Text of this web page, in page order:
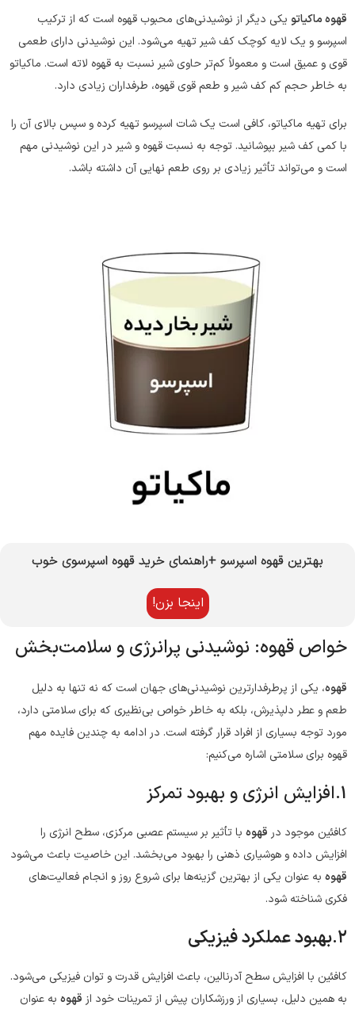
قهوه ماکیاتو یکی دیگر از نوشیدنی‌های محبوب قهوه است که از ترکیب
اسپرسو و یک لایه کوچک کف شیر تهیه می‌شود. این نوشیدنی دارای طعمی
قوی و عمیق است و معمولاً کم‌تر حاوی شیر نسبت به قهوه لاته است. ماکیاتو
به خاطر حجم کم کف شیر و طعم قوی قهوه، طرفداران زیادی دارد.
برای تهیه ماکیاتو، کافی است یک شات اسپرسو تهیه کرده و سپس بالای آن را
با کمی کف شیر بپوشانید. توجه به نسبت قهوه و شیر در این نوشیدنی مهم
است و می‌تواند تأثیر زیادی بر روی طعم نهایی آن داشته باشد.
بهترین قهوه اسپرسو +راهنمای خرید قهوه اسپرسوی خوب
اینجا بزن!
خواص قهوه: نوشیدنی پرانرژی و سلامت‌بخش
قهوه، یکی از پرطرفدارترین نوشیدنی‌های جهان است که نه تنها به دلیل
طعم و عطر دلپذیرش، بلکه به خاطر خواص بی‌نظیری که برای سلامتی دارد،
مورد توجه بسیاری از افراد قرار گرفته است. در ادامه به چندین فایده مهم
قهوه برای سلامتی اشاره می‌کنیم:
1.افزایش انرژی و بهبود تمرکز
کافئین موجود در قهوه با تأثیر بر سیستم عصبی مرکزی، سطح انرژی را
افزایش داده و هوشیاری ذهنی را بهبود می‌بخشد. این خاصیت باعث می‌شود
قهوه به عنوان یکی از بهترین گزینه‌ها برای شروع روز و انجام فعالیت‌های
فکری شناخته شود.
2. بهبود عملکرد فیزیکی
کافئین با افزایش سطح آدرنالین، باعث افزایش قدرت و توان فیزیکی می‌شود.
به همین دلیل، بسیاری از ورزشکاران پیش از تمرینات خود از قهوه به عنوان